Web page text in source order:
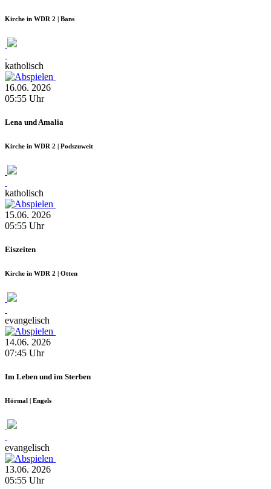
Kirche in WDR 2 | Bans
katholisch
16.06. 2026
05:55 Uhr
Lena und Amalia
Kirche in WDR 2 | Podszuweit
katholisch
15.06. 2026
05:55 Uhr
Eiszeiten
Kirche in WDR 2 | Otten
evangelisch
14.06. 2026
07:45 Uhr
Im Leben und im Sterben
Hörmal | Engels
evangelisch
13.06. 2026
05:55 Uhr